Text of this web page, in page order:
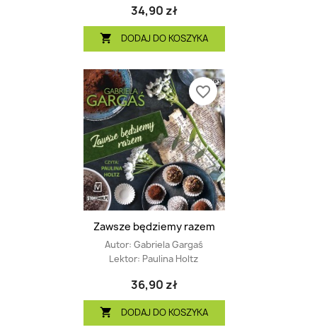
34,90 zł
 DODAJ DO KOSZYKA
Zawsze będziemy razem
Autor: Gabriela Gargaś
Lektor: Paulina Holtz
36,90 zł
 DODAJ DO KOSZYKA
favorite_border